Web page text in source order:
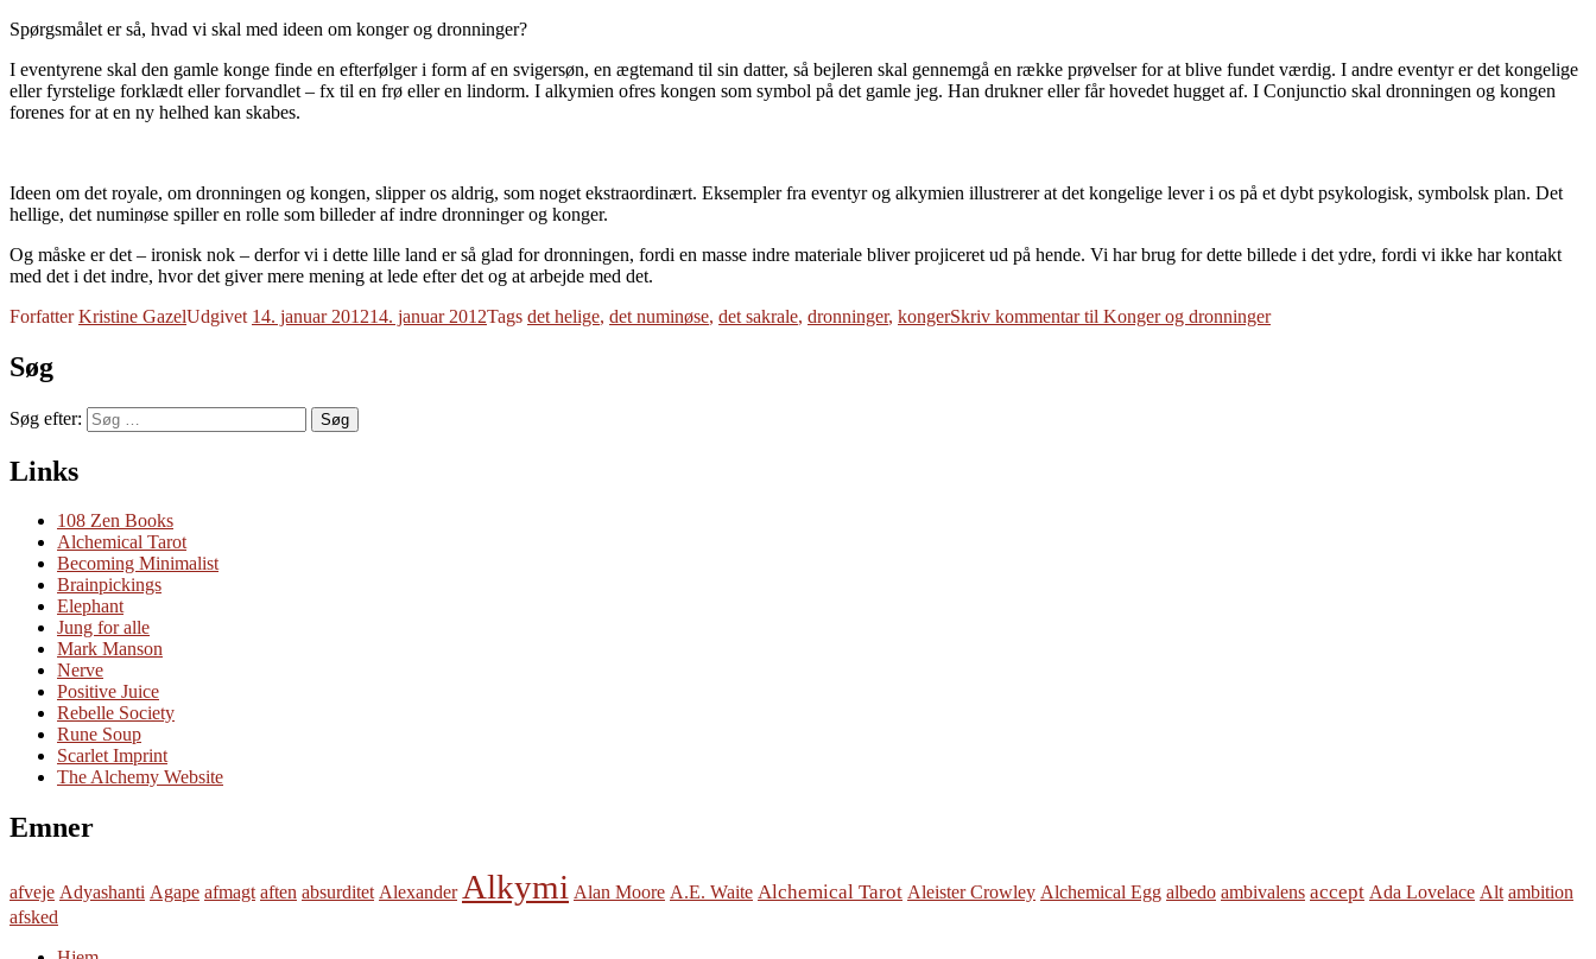
Spørgsmålet er så, hvad vi skal med ideen om konger og dronninger?
I eventyrene skal den gamle konge finde en efterfølger i form af en svigersøn, en ægtemand til sin datter, så bejleren skal gennemgå en række prøvelser for at blive fundet værdig. I andre eventyr er det kongelige
eller fyrstelige forklædt eller forvandlet – fx til en frø eller en lindorm. I alkymien ofres kongen som symbol på det gamle jeg. Han drukner eller får hovedet hugget af. I Conjunctio skal dronningen og kongen
forenes for at en ny helhed kan skabes.
Ideen om det royale, om dronningen og kongen, slipper os aldrig, som noget ekstraordinært. Eksempler fra eventyr og alkymien illustrerer at det kongelige lever i os på et dybt psykologisk, symbolsk plan. Det
hellige, det numinøse spiller en rolle som billeder af indre dronninger og konger.
Og måske er det – ironisk nok – derfor vi i dette lille land er så glad for dronningen, fordi en masse indre materiale bliver projiceret ud på hende. Vi har brug for dette billede i det ydre, fordi vi ikke har kontakt
med det i det indre, hvor det giver mere mening at lede efter det og at arbejde med det.
ForfatterKristine GazelUdgivet 14. januar 201214. januar 2012Tags det helige, det numinøse, det sakrale, dronninger, kongerSkriv kommentartil Konger og dronninger
Søg
Søg efter: Søg
Links
108 Zen Books
Alchemical Tarot
Becoming Minimalist
Brainpickings
Elephant
Jung for alle
Mark Manson
Nerve
Positive Juice
Rebelle Society
Rune Soup
Scarlet Imprint
The Alchemy Website
Emner
afveje Adyashanti Agape afmagt aften absurditet Alexander Alkymi Alan Moore A.E. Waite Alchemical Tarot Aleister Crowley Alchemical Egg albedo ambivalens accept Ada Lovelace Alt ambition
afsked